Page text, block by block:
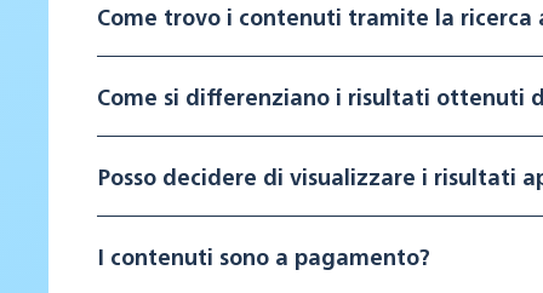
Come trovo i contenuti tramite la
Come si differenziano i risultati ottenuti
Posso decidere di visualizzare i risultati
I contenuti sono a pagamento?